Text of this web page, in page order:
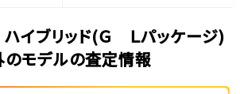
イブリッド(Ｇ Ｌパッケージ)
のモデルの査定情報